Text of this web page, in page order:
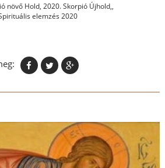
növő Hold, 2020. Skorpió Újhold,,
elemzés 2020